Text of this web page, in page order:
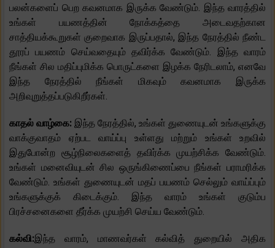
பலன்களைப் பெற கவனமாக இருக்க வேண்டும். இந்த வாரத்தில்
உங்கள் பயணத்தின் நோக்கத்தை அடைவதற்கான
சாத்தியக்கூறுகள் குறைவாக இருப்பதால், இந்த நேரத்தில் நீண்ட
தூரப் பயணம் செய்வதையும் தவிர்க்க வேண்டும். இந்த வாரம்
நீங்கள் சில மதிப்புமிக்க பொருட்களை இழக்க நேரிடலாம், எனவே
இந்த நேரத்தில் நீங்கள் மிகவும் கவனமாக இருக்க
அறிவுறுத்தப்படுகிறீர்கள்.
காதல் வாழ்கை: இந்த நேரத்தில், உங்கள் துணையுடன் உங்களுக்கு
வாக்குவாதம் ஏற்பட வாய்ப்பு உள்ளது மற்றும் உங்கள் உறவில்
இதுபோன்ற சூழ்நிலைகளைத் தவிர்க்க முயற்சிக்க வேண்டும்.
உங்கள் மனைவியுடன் சில ஒருங்கிணைப்பை நீங்கள் பராமரிக்க
வேண்டும். உங்கள் துணையுடன் மதப் பயணம் செல்லும் வாய்ப்பும்
உங்களுக்குக் கிடைக்கும். இந்த வாரம் உங்கள் குடும்ப
பிரச்சனைகளை தீர்க்க முயற்சி செய்ய வேண்டும்.
கல்வி:இந்த வாரம், மாணவர்கள் கல்வித் துறையில் அதிக